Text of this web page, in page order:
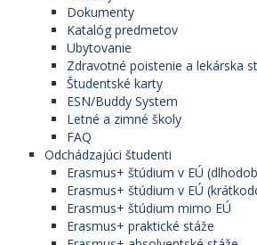
Dokumenty
Katalóg predmetov
Ubytovanie
Zdravotné poistenie a lekárska
Študentské karty
ESN/Buddy System
Letné a zimné školy
FAQ
Odchádzajúci študenti
Erasmus+ štúdium v EÚ
Erasmus+ štúdium v EÚ
Erasmus+ štúdium mimo EÚ
Erasmus+ praktické stáže